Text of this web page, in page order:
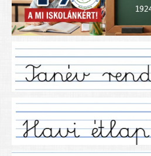
Iskolánkról
Tanáraink
Tanéveink
Régebbi tanéveink
2021/2022 tanév